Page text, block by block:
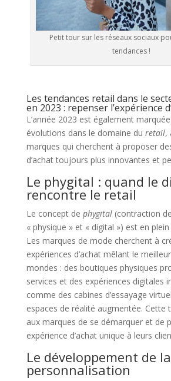
Petit tour sur les réseaux sociaux
tendances !
Les tendances retail dans le
en 2023 : repenser l’expérience
L’année 2023 est également
évolutions dans le domaine du retail,
marques qui cherchent à proposer
d’achat toujours plus innovantes et
Le phygital : quand le
rencontre le retail
Le concept de phygital(contraction
« physique » et « digital ») est en
Les marques de mode cherchent à
expériences d’achat mêlant le
mondes : des boutiques physiques
services et des expériences digitales
comme des cabines d’essayage
espaces de réalité augmentée. Cette
aux marques de se démarquer et de
expérience d’achat unique à leurs
Le développement de la
personnalisation